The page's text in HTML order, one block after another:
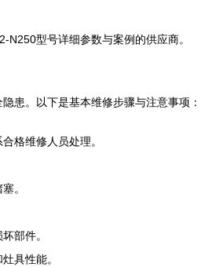
型号详细参数与案例的供应商。
患。以下是基本维修步骤与注意事项：
格维修人员处理。
。
部件。
具性能。